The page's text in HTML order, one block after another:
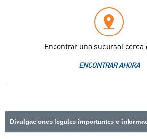
Encontrar una sucursal cerca
ENCONTRAR AHORA
Divulgaciones legales importantes e